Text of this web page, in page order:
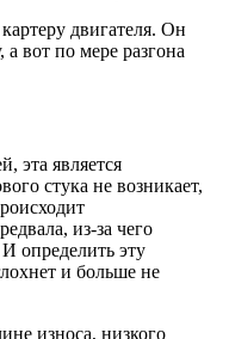
двигателя. Он
вот по мере разгона
эта является
стука не возникает,
из-за чего
определить эту
и больше не
износа, низкого